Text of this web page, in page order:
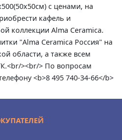
с ценами, на
кафель и
коллекции Alma Ceramica.
"Alma Ceramica Россия" на
области, а также всем
><br/> По вопросам
<b>8 495 740-34-66</b>